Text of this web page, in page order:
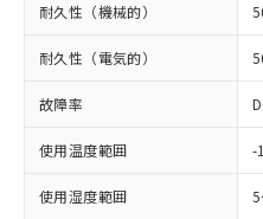
耐久性（機械的）
耐久性（電気的）
故障率
使用温度範囲 -
使用湿度範囲
在庫状況およ
事前の承諾な
示しないよう
マイパーツ機
ビス）をご利
お客様が当ウ
※2 対応予定月
部品在庫の切り替
月が前後することが
※3 非含有証明書
「ｅ」：有害物質（
準値以下であること
「10」：通常の使
質が外部に漏えい
及ぼさない年数を意
「－」：未確認です
い合わせください。
当社は、貴社
場合は、上記
該第三者に通
販売先および
法に輸出する
り引きをいた
機器販売
認くださ
情報を公